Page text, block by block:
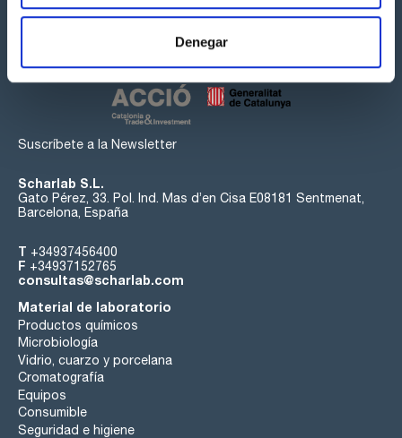
Denegar
Suscríbete a la Newsletter
Scharlab S.L.
Gato Pérez, 33. Pol. Ind. Mas d’en Cisa E08181 Sentmenat,
Barcelona, España
T +34937456400
F +34937152765
consultas@scharlab.com
Material de laboratorio
Productos químicos
Microbiología
Vidrio, cuarzo y porcelana
Cromatografía
Equipos
Consumible
Seguridad e higiene